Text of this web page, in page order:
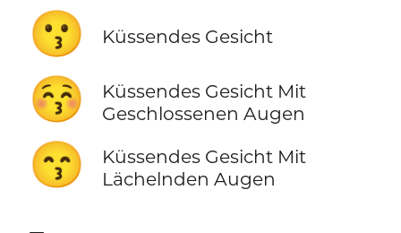
😗 Küssendes Gesicht
😚
Küssendes Gesicht Mit
Geschlossenen Augen
😙
Küssendes Gesicht Mit
Lächelnden Augen